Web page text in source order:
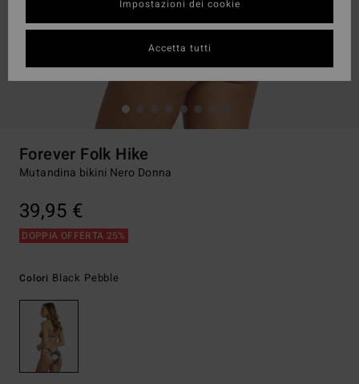
Forever Folk Hike
Mutandina bikini Nero Donna
39,95 €
DOPPIA OFFERTA 25%
Colori Black Pebble
Impostazioni dei cookie
Accetta tutti